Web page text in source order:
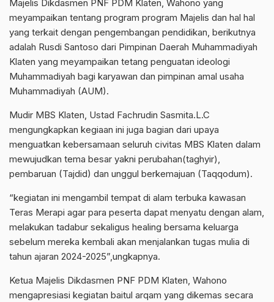
Majelis Dikdasmen PNF PDM Klaten, Wahono yang
meyampaikan tentang program program Majelis dan hal hal
yang terkait dengan pengembangan pendidikan, berikutnya
adalah Rusdi Santoso dari Pimpinan Daerah Muhammadiyah
Klaten yang meyampaikan tetang penguatan ideologi
Muhammadiyah bagi karyawan dan pimpinan amal usaha
Muhammadiyah (AUM).
Mudir MBS Klaten, Ustad Fachrudin Sasmita.L.C
mengungkapkan kegiaan ini juga bagian dari upaya
menguatkan kebersamaan seluruh civitas MBS Klaten dalam
mewujudkan tema besar yakni perubahan(taghyir),
pembaruan (Tajdid) dan unggul berkemajuan (Taqqodum).
“kegiatan ini mengambil tempat di alam terbuka kawasan
Teras Merapi agar para peserta dapat menyatu dengan alam,
melakukan tadabur sekaligus healing bersama keluarga
sebelum mereka kembali akan menjalankan tugas mulia di
tahun ajaran 2024-2025”,ungkapnya.
Ketua Majelis Dikdasmen PNF PDM Klaten, Wahono
mengapresiasi kegiatan baitul arqam yang dikemas secara